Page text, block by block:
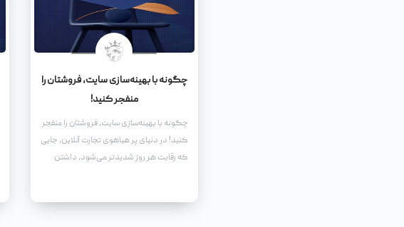
چگونه با بهینه‌سازی سایت، فروشتان را
منفجر کنید!
چگونه با بهینه‌سازی سایت، فروشتان را منفجر
کنید! در دنیای پر هیاهوی تجارت آنلاین، جایی
که رقابت هر روز شدیدتر می‌شود، داشتن